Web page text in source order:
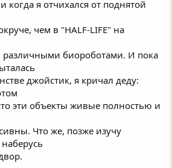
когда я отчихался от поднятой
чем в "HALF-LIFE" на
различными биороботами. И пока
джойстик, я кричал деду:
эти объекты живые полностью и
Что же, позже изучу